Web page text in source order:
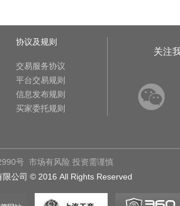
协议及规则
交易服务协议
平台交易规则
信息发布规则
买家委托规则
关注

号 市场有风险 投资需谨慎
限公司 © 2016 All Rights Reserved